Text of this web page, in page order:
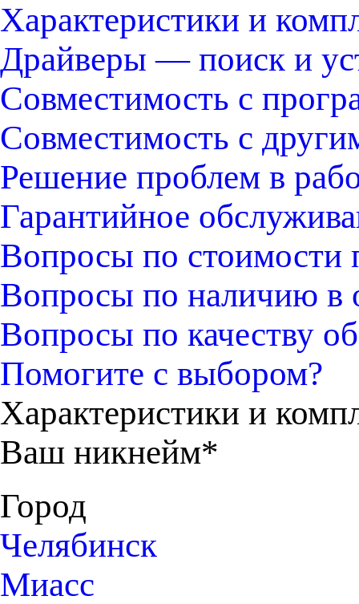
Характеристики и
Драйверы — поиск и
Совместимость с
Совместимость с
Решение проблем в
Гарантийное
Вопросы по стоимости
Вопросы по наличию в
Вопросы по качеству
Помогите с выбором?
Характеристики и
Ваш никнейм*
Город
Челябинск
Миасс